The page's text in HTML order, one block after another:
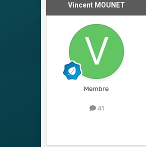
Vincent MOUNET
Membre
41